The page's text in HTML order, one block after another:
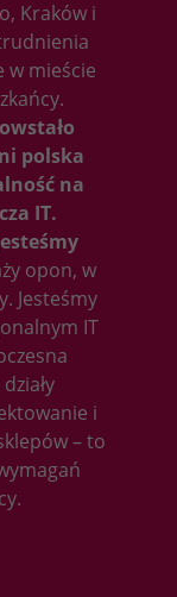
Kraków i
w mieście
polska
na
IT.
opon, w
Jesteśmy
IT
i
– to